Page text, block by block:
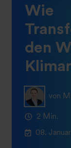
Wie
den
von
2 Min.
08.